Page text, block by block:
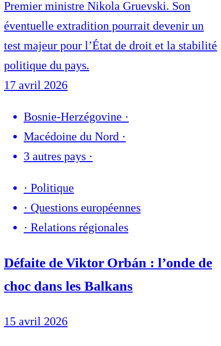
Premier ministre Nikola Gruevski. Son
éventuelle extradition pourrait devenir un
test majeur pour l’État de droit et la stabilité
politique du pays.
17 avril 2026
Bosnie-Herzégovine ·
Macédoine du Nord ·
3 autres pays ·
· Politique
· Questions européennes
· Relations régionales
Défaite de Viktor Orbán : l’onde de
choc dans les Balkans
15 avril 2026